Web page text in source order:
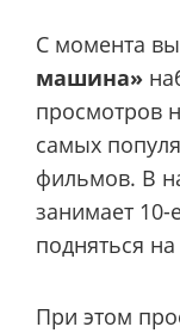
С момента
машина»
просмотров
самых
фильмов. В
занимает
подняться
При этом